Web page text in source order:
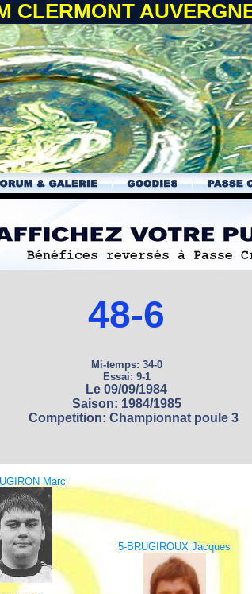
CLERMONT
48-6
Mi-temps: 34-0
Essai: 9-1
Le 09/09/1984
Saison: 1984/1985
Competition: Championnat poule 3
Marc
5-BRUGIROUX Jacques